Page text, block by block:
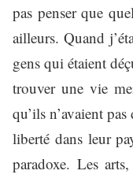
pas penser que
ailleurs. Quand
gens qui étaient
trouver une vie
qu’ils n’avaient
liberté dans leur
paradoxe. Les